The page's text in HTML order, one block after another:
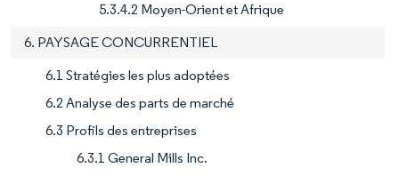
5.3.4.2 Moyen-Orient et Afrique
6. PAYSAGE CONCURRENTIEL
6.1 Stratégies les plus adoptées
6.2 Analyse des parts de marché
6.3 Profils des entreprises
6.3.1 General Mills Inc.